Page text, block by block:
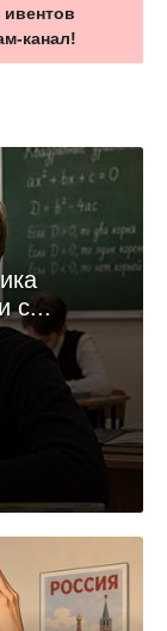
канал!
с...